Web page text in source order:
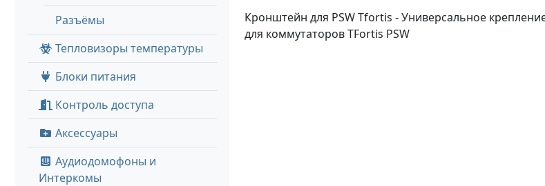
Разъёмы
Тепловизоры температуры
Блоки питания
Контроль доступа
Аксессуары
Аудиодомофоны и
Интеркомы
Кронштейн для PSW Tfortis - Универсальное
для коммутаторов TFortis PSW